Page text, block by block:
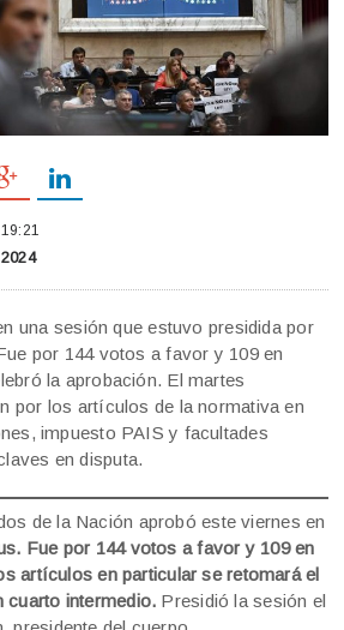
19:21
2024
una sesión que estuvo presidida por
por 144 votos a favor y 109 en
la aprobación. El martes
por los artículos de la normativa en
impuesto PAIS y facultades
en disputa.
de la Nación aprobó este viernes en
Fue por 144 votos a favor y 109 en
artículos en particular se retomará el
cuarto intermedio. Presidió la sesión el